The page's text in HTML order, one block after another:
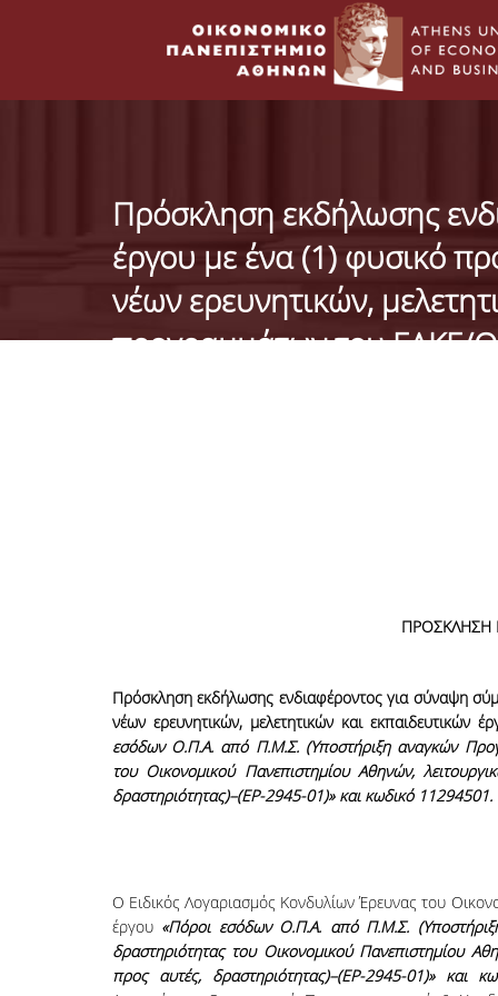
Πρόσκληση εκδήλωσης
έργου με ένα (1) φυσικό
νέων ερευνητικών,
προγραμμάτων του ΕΛΚΕ/
ΠΡΟΣΚΛΗΣΗ
Πρόσκληση εκδήλωσης ενδιαφέροντος για σύναψη
νέων ερευνητικών, μελετητικών και
εσόδων Ο.Π.Α. από Π.Μ.Σ. (Υποστήριξη αναγκών
του Οικονομικού Πανεπιστημίου Αθηνών,
δραστηριότητας)–(ΕΡ-2945-01)» και κωδικό 11294501.
Ο Ειδικός Λογαριασμός Κονδυλίων Έρευνας του
έργου «Πόροι εσόδων Ο.Π.Α. από Π.Μ.Σ.
δραστηριότητας του Οικονομικού Πανεπιστημίου
προς αυτές, δραστηριότητας)–(ΕΡ-2945-01)» και